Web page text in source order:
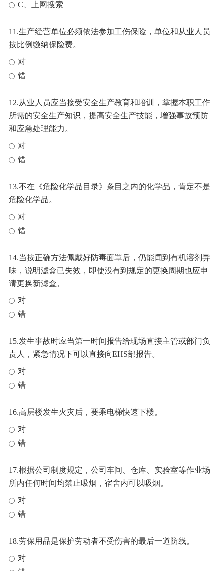
C、上网搜索
11.生产经营单位必须依法参加工伤保险，单位和从业人员
按比例缴纳保险费。
对
错
12.从业人员应当接受安全生产教育和培训，掌握本职工作
所需的安全生产知识，提高安全生产技能，增强事故预防
和应急处理能力。
对
错
13.不在《危险化学品目录》条目之内的化学品，肯定不是
危险化学品。
对
错
14.当按正确方法佩戴好防毒面罩后，仍能闻到有机溶剂异
味，说明滤盒已失效，即使没有到规定的更换周期也应申
请更换新滤盒。
对
错
15.发生事故时应当第一时间报告给现场直接主管或部门负
责人，紧急情况下可以直接向EHS部报告。
对
错
16.高层楼发生火灾后，要乘电梯快速下楼。
对
错
17.根据公司制度规定，公司车间、仓库、实验室等作业场
所内任何时间均禁止吸烟，宿舍内可以吸烟。
对
错
18.劳保用品是保护劳动者不受伤害的最后一道防线。
对